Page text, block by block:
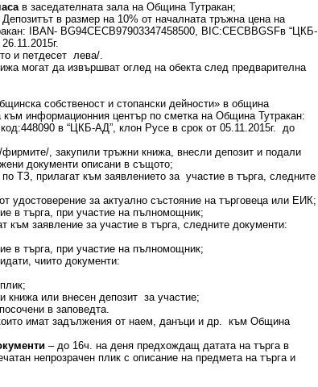
в заседателната зала на Община Тутракан;
в размер на 10% от началната тръжна цена на
IBAN- BG94СЕСB97903347458500, BIC:CECBBGSFв “ЦКБ-
и петдесет лева/.
могат да извършват оглед на обекта след предварителна
собственост и стопански дейности» в община
информационния център по сметка на Община Тутракан:
в “ЦКБ-АД”, клон Русе в срок от 05.11.2015г. до
, закупили тръжни книжа, внесли депозит и подали
документи описани в същото;
прилагат към заявлението за участие в търга, следните
за актуално състояние на търговеца или ЕИК;
търга, при участие на пълномощник;
заявление за участие в търга, следните документи:
търга, при участие на пълномощник;
чиито документи:
или внесен депозит за участие;
в заповедта.
имат задължения от наем, данъци и др. към Община
– до 16ч. на деня предхождащ датата на търга в
непрозрачен плик с описание на предмета на търга и